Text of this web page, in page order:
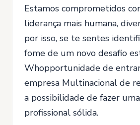
Estamos comprometidos
liderança mais humana,
por isso, se te sentes
fome de um novo desafio
Whopportunidade de
empresa Multinacional de
a possibilidade de fazer
profissional sólida.